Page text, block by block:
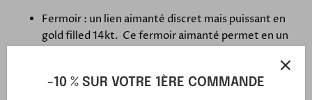
Fermoir : un lien aimanté discret mais puissant en
gold filled 14kt. Ce fermoir aimanté permet en un
Ce lien aimanté c'est aussi le symbole de
-10 % SUR VOTRE 1ÈRE COMMANDE